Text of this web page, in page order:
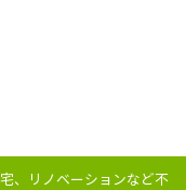
、リノベーションなど不